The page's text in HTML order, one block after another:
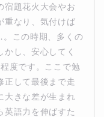
宿題花火大会やお
重なり、気付けば
この時期、多くの
し、安心してく
度です。ここで勉
正して最後まで走
大きな差が生まれ
英語力を伸ばすた